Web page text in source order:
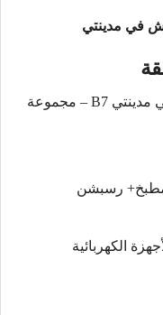
في مدينتي
شقة غرفتين للإيجار المفروش في مدينتي B7 – مجموعة
الكهربائية